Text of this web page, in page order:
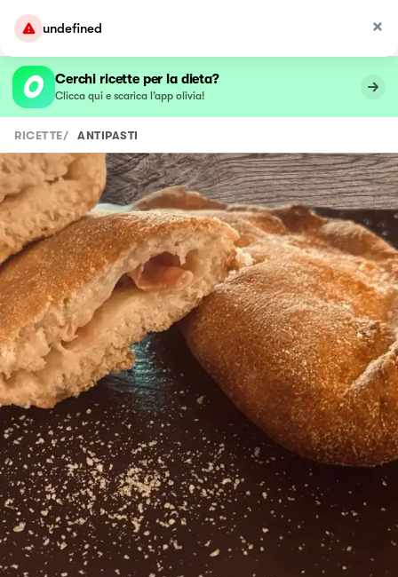
undefined
Cerchi ricette per la dieta?
Clicca qui e scarica l’app olivia!
RICETTE/ ANTIPASTI